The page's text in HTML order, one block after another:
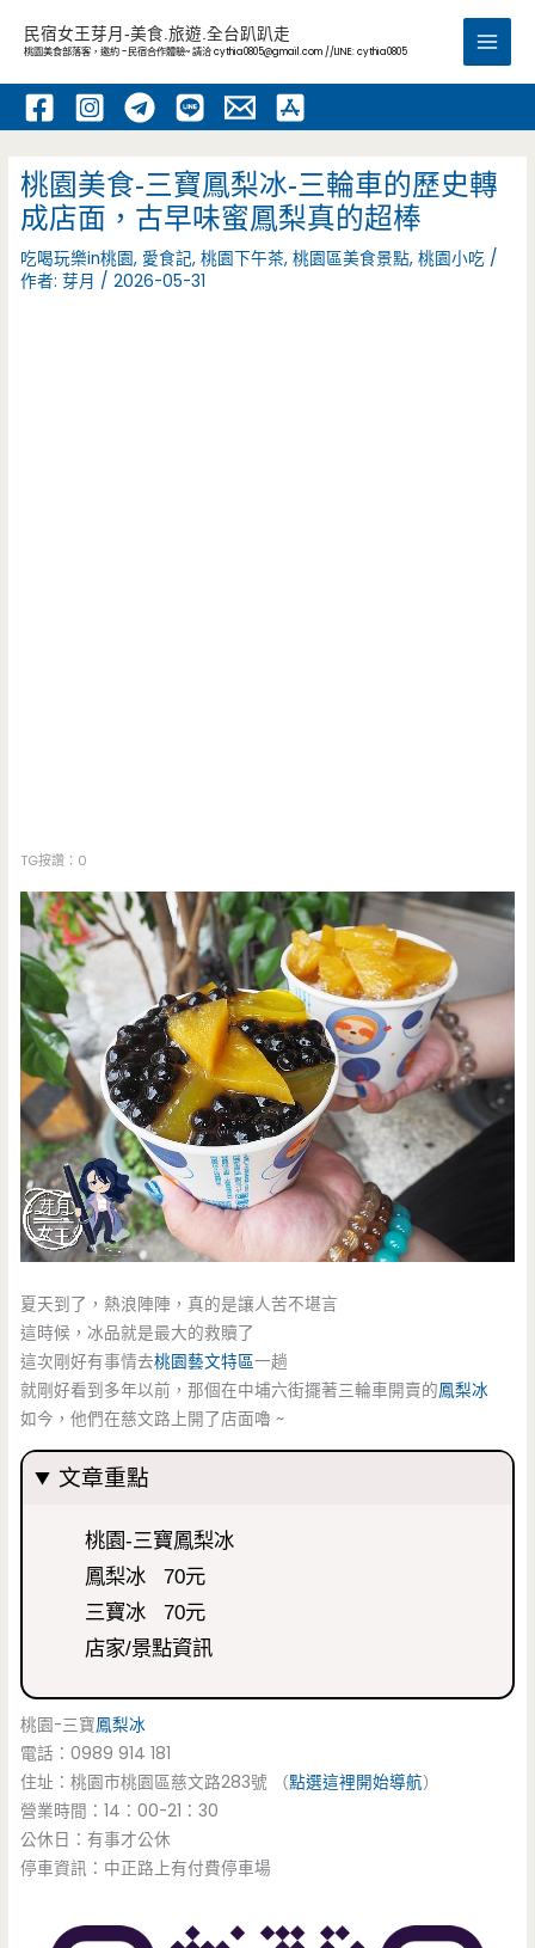
內
民宿女王芽月-美食.旅遊.全台趴趴走
桃園美食部落客，邀約 -民宿合作體驗~ 請洽cythia0805@gmail.com //LINE: cythia0805
Main
桃園美食-三寶鳳梨冰-三輪車的歷史轉
成店面，古早味蜜鳳梨真的超棒
吃喝玩樂in桃園, 愛食記,桃園下午茶,桃園區美食景點,桃園小吃 /
作者:芽月 /2026-05-31
TG按讚：0
夏天到了，熱浪陣陣，真的是讓人苦不堪言
這時候，冰品就是最大的救贖了
這次剛好有事情去桃園藝文特區一趟
就剛好看到多年以前，那個在中埔六街擺著三輪車開賣的鳳梨冰
如今，他們在慈文路上開了店面嚕 ~
文章重點
桃園-三寶鳳梨冰
鳳梨冰 70元
三寶冰 70元
店家/景點資訊
桃園-三寶鳳梨冰
電話：0989 914 181
住址：桃園市桃園區慈文路283號 （點選這裡開始導航）
營業時間：14：00-21：30
公休日：有事才公休
停車資訊：中正路上有付費停車場